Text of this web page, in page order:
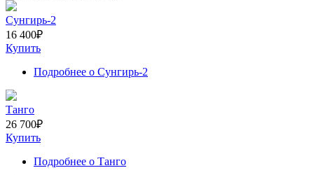
Сунгирь-2
16 400₽
Купить
Подробнее о Сунгирь-2
Танго
26 700₽
Купить
Подробнее о Танго